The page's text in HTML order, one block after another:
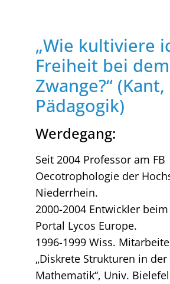
„Wie kultiviere
Freiheit bei dem
Zwange?“
Pädagogik)
Werdegang:
Seit 2004 Professor am FB
Oecotrophologie der
Niederrhein.
2000-2004 Entwickler
Portal Lycos Europe.
1996-1999 Wiss.
„Diskrete Strukturen in der
Mathematik“, Univ.